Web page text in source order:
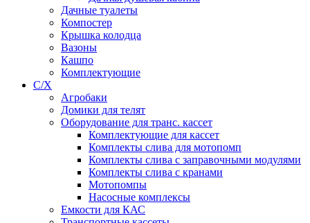
Дачные туалеты
Компостер
Крышка колодца
Вазоны
Кашпо
Комплектующие
С/Х
Агробаки
Домики для телят
Оборудование для транс. кассет
Комплектующие для кассет
Комплекты слива для мотопомп
Комплекты слива с заправочными модулями
Комплекты слива с кранами
Мотопомпы
Насосные комплексы
Емкости для КАС